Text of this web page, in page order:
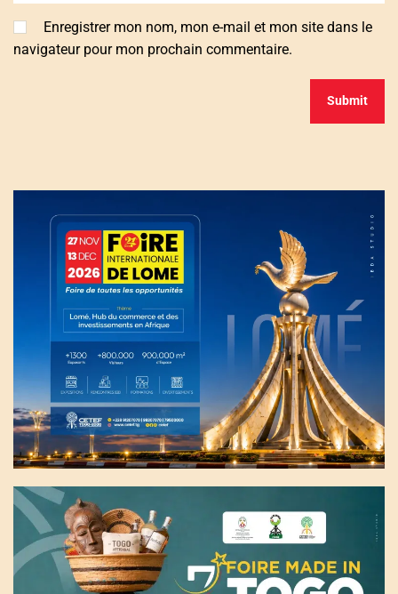
Enregistrer mon nom, mon e-mail et mon site dans le
navigateur pour mon prochain commentaire.